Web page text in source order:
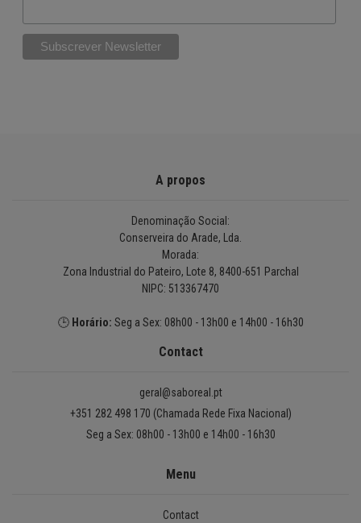
A propos
Denominação Social:
Conserveira do Arade, Lda.
Morada:
Zona Industrial do Pateiro, Lote 8, 8400-651 Parchal
NIPC: 513367470
🕒 Horário: Seg a Sex: 08h00 - 13h00 e 14h00 - 16h30
Contact
geral@saboreal.pt
+351 282 498 170 (Chamada Rede Fixa Nacional)
Seg a Sex: 08h00 - 13h00 e 14h00 - 16h30
Menu
Contact